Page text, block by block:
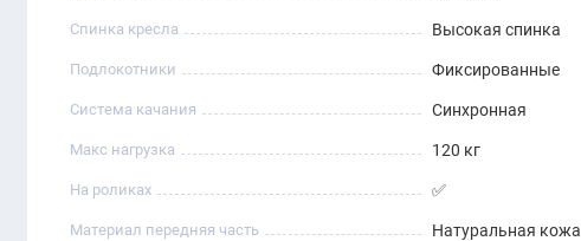
Спинка кресла Высокая спинка
Подлокотники Фиксированные
Система качания Синхронная
Макс нагрузка 120 кг
На роликах ✅
Материал передняя часть Натуральная кожа